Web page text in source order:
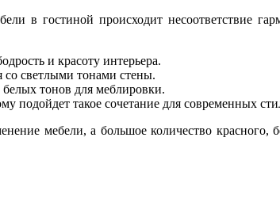
в гостиной происходит несоответствие
и красоту интерьера.
со светлыми тонами стены.
тонов для меблировки.
подойдет такое сочетание для современных
мебели, а большое количество красного,